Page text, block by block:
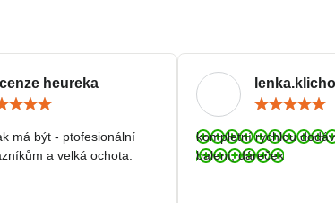
heureka
/
5
má být - ptofesionální
a velká ochota.
kompletní rychlou
balení, dáreček